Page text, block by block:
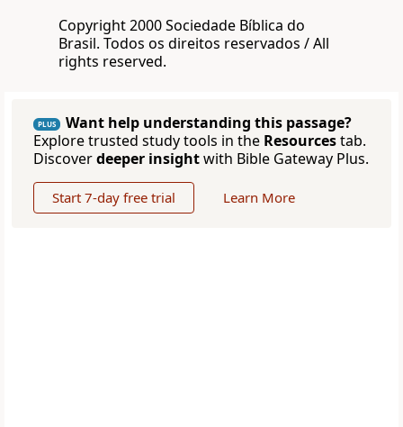
Copyright 2000 Sociedade Bíblica do
Brasil. Todos os direitos reservados / All
rights reserved.
PLUS
Want help understanding this passage?
Explore trusted study tools in the Resourcestab.
Discoverdeeper insightwith Bible Gateway Plus.
Start 7-day free trial Learn More